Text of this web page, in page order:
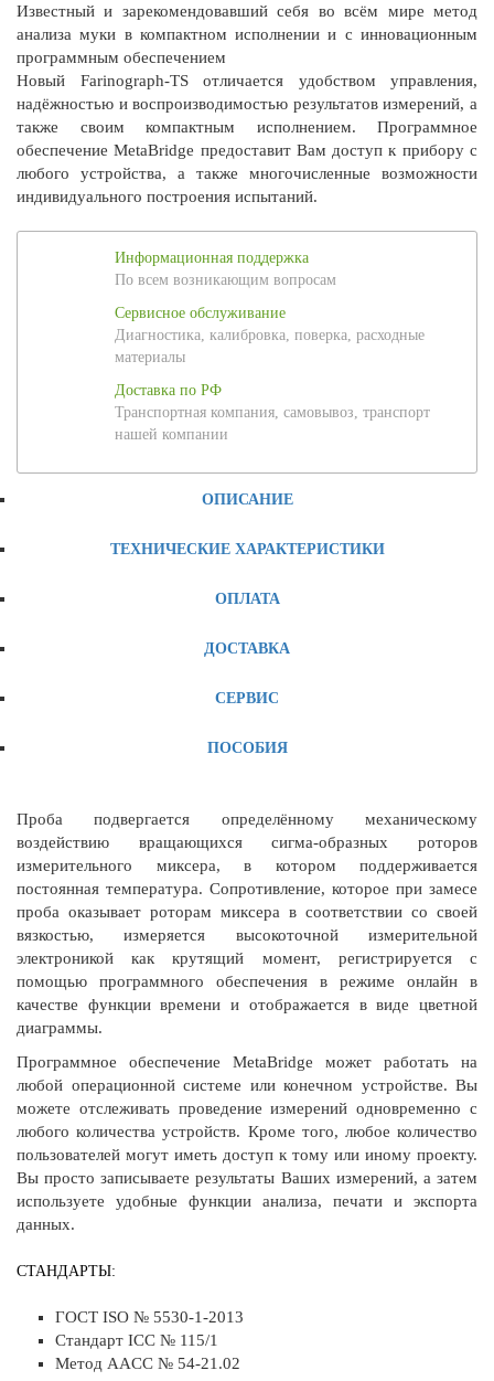
Известный и зарекомендовавший себя во всём мире метод
анализа муки в компактном исполнении и с инновационным
программным обеспечением
Новый Farinograph-TS отличается удобством управления,
надёжностью и воспроизводимостью результатов измерений, а
также своим компактным исполнением. Программное
обеспечение MetaBridge предоставит Вам доступ к прибору с
любого устройства, а также многочисленные возможности
индивидуального построения испытаний.
Информационная поддержка
По всем возникающим вопросам
Сервисное обслуживание
Диагностика, калибровка, поверка, расходные
материалы
Доставка по РФ
Транспортная компания, самовывоз, транспорт
нашей компании
ОПИСАНИЕ
ТЕХНИЧЕСКИЕ ХАРАКТЕРИСТИКИ
ОПЛАТА
ДОСТАВКА
СЕРВИС
ПОСОБИЯ
Проба подвергается определённому механическому
воздействию вращающихся сигма-образных роторов
измерительного миксера, в котором поддерживается
постоянная температура. Сопротивление, которое при замесе
проба оказывает роторам миксера в соответствии со своей
вязкостью, измеряется высокоточной измерительной
электроникой как крутящий момент, регистрируется с
помощью программного обеспечения в режиме онлайн в
качестве функции времени и отображается в виде цветной
диаграммы.
Программное обеспечение MetaBridge может работать на
любой операционной системе или конечном устройстве. Вы
можете отслеживать проведение измерений одновременно с
любого количества устройств. Кроме того, любое количество
пользователей могут иметь доступ к тому или иному проекту.
Вы просто записываете результаты Ваших измерений, а затем
используете удобные функции анализа, печати и экспорта
данных.
СТАНДАРТЫ:
ГОСТ ISO № 5530-1-2013
Стандарт ICC № 115/1
Метод AACC № 54-21.02